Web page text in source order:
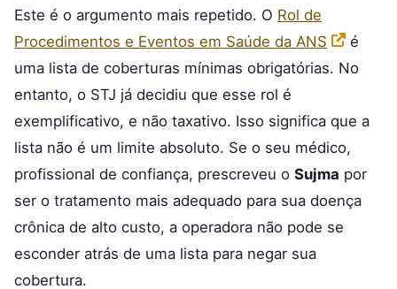
Este é o argumento mais repetido. O Rol de
Procedimentos e Eventos em Saúde da ANS
é
uma lista de coberturas mínimas obrigatórias. No
entanto, o STJ já decidiu que esse rol é
exemplificativo, e não taxativo. Isso significa que a
lista não é um limite absoluto. Se o seu médico,
profissional de confiança, prescreveu o Sujma por
ser o tratamento mais adequado para sua doença
crônica de alto custo, a operadora não pode se
esconder atrás de uma lista para negar sua
cobertura.